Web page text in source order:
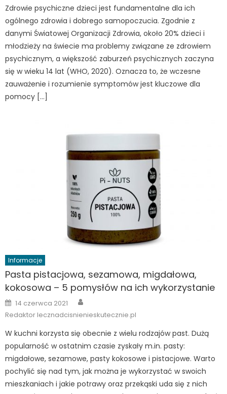
Zdrowie psychiczne dzieci jest fundamentalne dla ich
ogólnego zdrowia i dobrego samopoczucia. Zgodnie z
danymi Światowej Organizacji Zdrowia, około 20% dzieci i
młodzieży na świecie ma problemy związane ze zdrowiem
psychicznym, a większość zaburzeń psychicznych zaczyna
się w wieku 14 lat (WHO, 2020). Oznacza to, że wczesne
zauważenie i rozumienie symptomów jest kluczowe dla
pomocy […]
Informacje
Pasta pistacjowa, sezamowa, migdałowa,
kokosowa – 5 pomysłów na ich wykorzystanie
Posted
on
14 czerwca 2021
Redaktor lecznadcisnienieskutecznie.pl
W kuchni korzysta się obecnie z wielu rodzajów past. Dużą
popularność w ostatnim czasie zyskały m.in. pasty:
migdałowe, sezamowe, pasty kokosowe i pistacjowe. Warto
pochylić się nad tym, jak można je wykorzystać w swoich
mieszkaniach i jakie potrawy oraz przekąski uda się z nich